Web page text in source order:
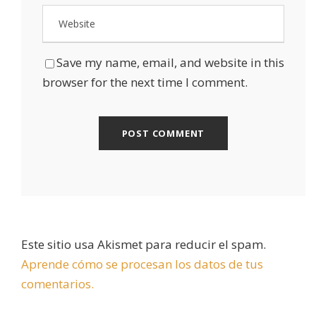
Save my name, email, and website in this
browser for the next time I comment.
Este sitio usa Akismet para reducir el spam.
Aprende cómo se procesan los datos de tus
comentarios.